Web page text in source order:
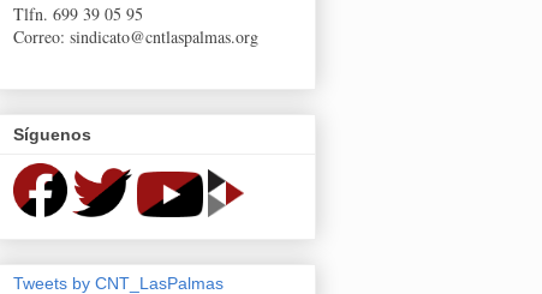
Tlfn. 699 39 05 95
Correo: sindicato@cntlaspalmas.org
Síguenos
Tweets by CNT_LasPalmas